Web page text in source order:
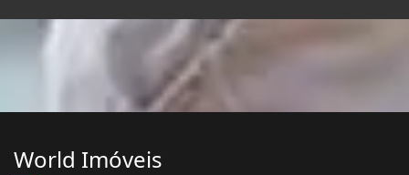
World Imóveis